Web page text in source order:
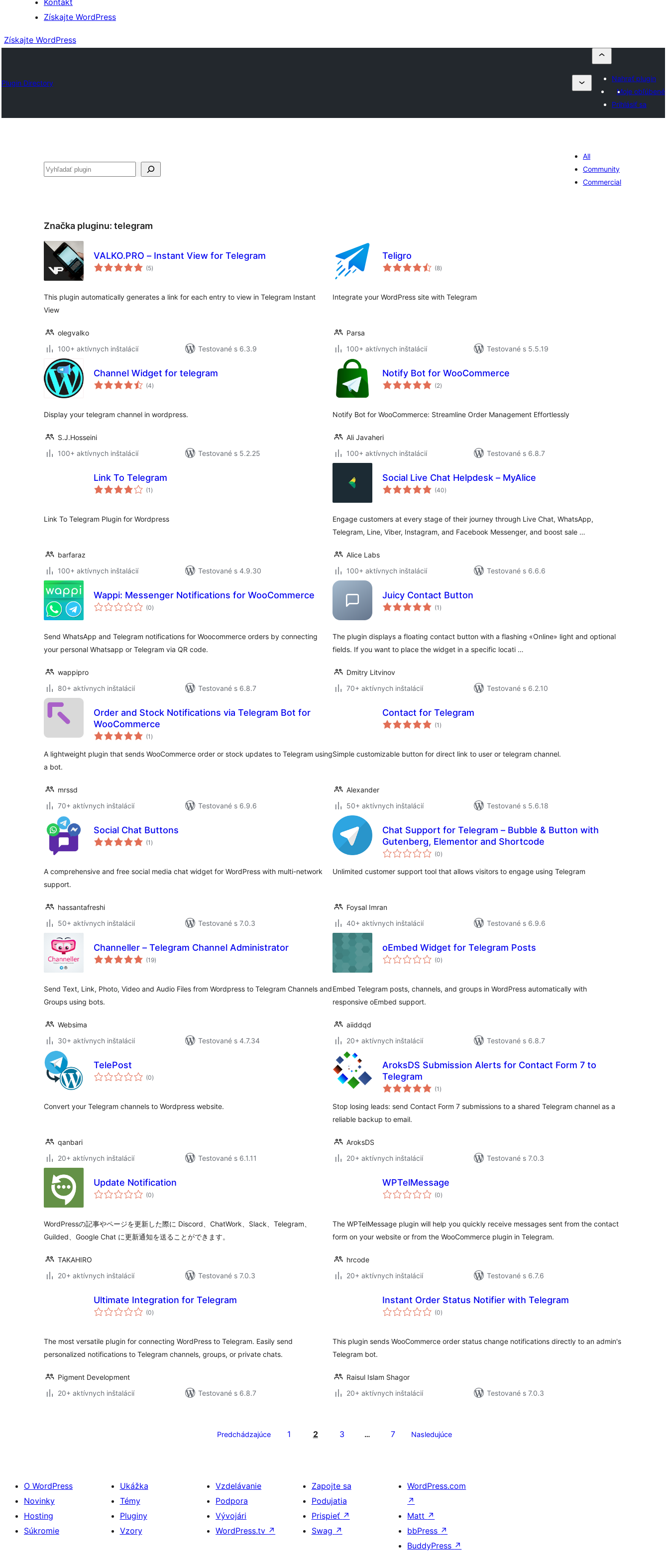
Kontakt
Získajte WordPress
Získajte WordPress
Plugin Directory
Nahrať plugin
Moje obľúbené
Prihlásiť sa
Hľadať
All
Community
Commercial
Značka pluginu: telegram
VALKO.PRO – Instant View for Telegram
(5celkové
hodnotenie
)
This plugin automatically generates a link for each entry to view in Telegram Instant
View
olegvalko
100+ aktívnych inštalácií
Testované s 6.3.9
Teligro
(8celkové
hodnotenie
)
Integrate your WordPress site with Telegram
Parsa
100+ aktívnych inštalácií
Testované s 5.5.19
Channel Widget for telegram
(4celkové
hodnotenie
)
Display your telegram channel in wordpress.
S.J.Hosseini
100+ aktívnych inštalácií
Testované s 5.2.25
Notify Bot for WooCommerce
(2celkové
hodnotenie
)
Notify Bot for WooCommerce: Streamline Order Management Effortlessly
Ali Javaheri
100+ aktívnych inštalácií
Testované s 6.8.7
Link To Telegram
(1 celkové
hodnotenie
)
Link To Telegram Plugin for Wordpress
barfaraz
100+ aktívnych inštalácií
Testované s 4.9.30
Social Live Chat Helpdesk – MyAlice
(40celkové
hodnotenie
)
Engage customers at every stage of their journey through Live Chat, WhatsApp,
Telegram, Line, Viber, Instagram, and Facebook Messenger, and boost sale …
Alice Labs
100+ aktívnych inštalácií
Testované s 6.6.6
Wappi: Messenger Notifications for WooCommerce
(0celkové
hodnotenie
)
Send WhatsApp and Telegram notifications for Woocommerce orders by connecting
your personal Whatsapp or Telegram via QR code.
wappipro
80+ aktívnych inštalácií
Testované s 6.8.7
Juicy Contact Button
(1 celkové
hodnotenie
)
The plugin displays a floating contact button with a flashing «Online» light and optional
fields. If you want to place the widget in a specific locati …
Dmitry Litvinov
70+ aktívnych inštalácií
Testované s 6.2.10
Order and Stock Notifications via Telegram Bot for
WooCommerce
(1 celkové
hodnotenie
)
A lightweight plugin that sends WooCommerce order or stock updates to Telegram using
a bot.
mrssd
70+ aktívnych inštalácií
Testované s 6.9.6
Contact for Telegram
(1 celkové
hodnotenie
)
Simple customizable button for direct link to user or telegram channel.
Alexander
50+ aktívnych inštalácií
Testované s 5.6.18
Social Chat Buttons
(1 celkové
hodnotenie
)
A comprehensive and free social media chat widget for WordPress with multi-network
support.
hassantafreshi
50+ aktívnych inštalácií
Testované s 7.0.3
Chat Support for Telegram – Bubble & Button with
Gutenberg, Elementor and Shortcode
(0celkové
hodnotenie
)
Unlimited customer support tool that allows visitors to engage using Telegram
Foysal Imran
40+ aktívnych inštalácií
Testované s 6.9.6
Channeller – Telegram Channel Administrator
(19celkové
hodnotenie
)
Send Text, Link, Photo, Video and Audio Files from Wordpress to Telegram Channels and
Groups using bots.
Websima
30+ aktívnych inštalácií
Testované s 4.7.34
oEmbed Widget for Telegram Posts
(0celkové
hodnotenie
)
Embed Telegram posts, channels, and groups in WordPress automatically with
responsive oEmbed support.
aiiddqd
20+ aktívnych inštalácií
Testované s 6.8.7
TelePost
(0celkové
hodnotenie
)
Convert your Telegram channels to Wordpress website.
qanbari
20+ aktívnych inštalácií
Testované s 6.1.11
AroksDS Submission Alerts for Contact Form 7 to
Telegram
(1 celkové
hodnotenie
)
Stop losing leads: send Contact Form 7 submissions to a shared Telegram channel as a
reliable backup to email.
AroksDS
20+ aktívnych inštalácií
Testované s 7.0.3
Update Notification
(0celkové
hodnotenie
)
WordPressの記事やページを更新した際に Discord、ChatWork、Slack、Telegram、
Guilded、Google Chat に更新通知を送ることができます。
TAKAHIRO
20+ aktívnych inštalácií
Testované s 7.0.3
WPTelMessage
(0celkové
hodnotenie
)
The WPTelMessage plugin will help you quickly receive messages sent from the contact
form on your website or from the WooCommerce plugin in Telegram.
hrcode
20+ aktívnych inštalácií
Testované s 6.7.6
Ultimate Integration for Telegram
(0celkové
hodnotenie
)
The most versatile plugin for connecting WordPress to Telegram. Easily send
personalized notifications to Telegram channels, groups, or private chats.
Pigment Development
20+ aktívnych inštalácií
Testované s 6.8.7
Instant Order Status Notifier with Telegram
(0celkové
hodnotenie
)
This plugin sends WooCommerce order status change notifications directly to an admin's
Telegram bot.
Raisul Islam Shagor
20+ aktívnych inštalácií
Testované s 7.0.3
Predchádzajúce 1 2 3 … 7 Nasledujúce
O WordPress
Novinky
Hosting
Súkromie
Ukážka
Témy
Pluginy
Vzory
Vzdelávanie
Podpora
Vývojári
WordPress.tv ↗
Zapojte sa
Podujatia
Prispieť ↗
Swag ↗
WordPress.com
↗
Matt ↗
bbPress ↗
BuddyPress ↗